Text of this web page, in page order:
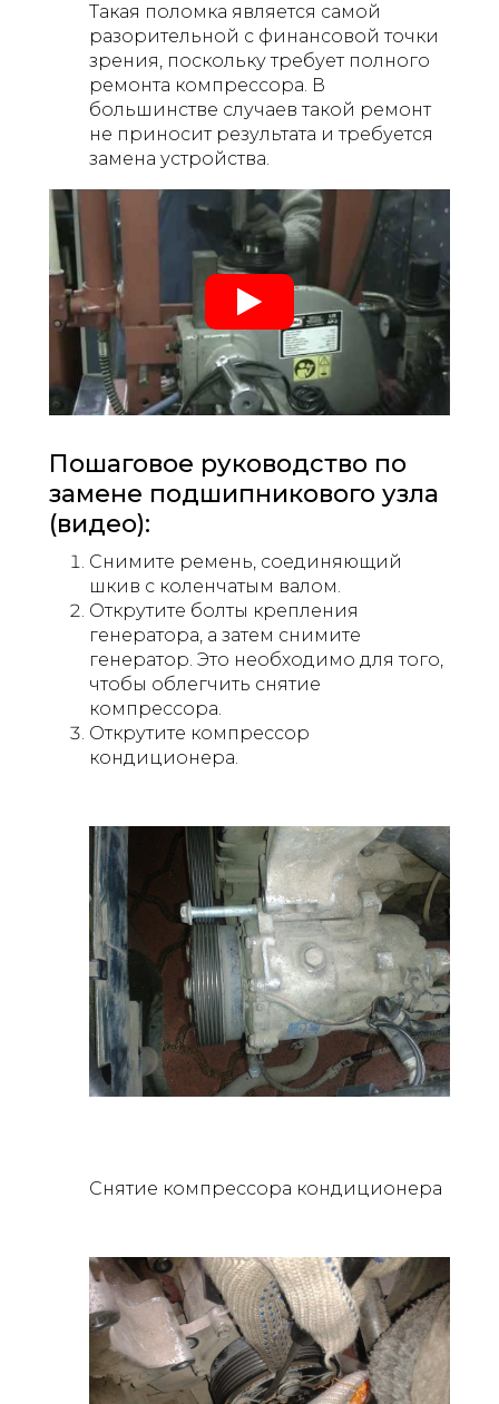
Такая поломка является самой
разорительной с финансовой точки
зрения, поскольку требует полного
ремонта компрессора. В
большинстве случаев такой ремонт
не приносит результата и требуется
замена устройства.
Пошаговое руководство по
замене подшипникового узла
(видео):
Снимите ремень, соединяющий
шкив с коленчатым валом.
Открутите болты крепления
генератора, а затем снимите
генератор. Это необходимо для того,
чтобы облегчить снятие
компрессора.
Открутите компрессор
кондиционера.
Снятие компрессора кондиционера